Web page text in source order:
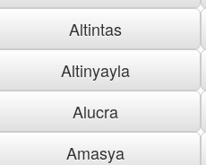
Altintas
Altinyayla
Alucra
Amasya